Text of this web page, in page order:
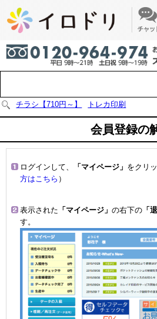
チラシ【710円～】 トレカ印刷
会員登録の
ログインして、 「マイページ」 をクリ
方はこちら ）
表示された 「マイページ」 の右下の 「
す。